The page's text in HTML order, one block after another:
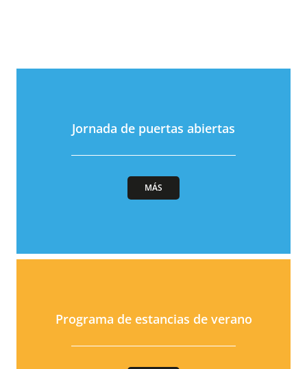
Jornada de puertas abiertas
MÁS
Programa de estancias de verano